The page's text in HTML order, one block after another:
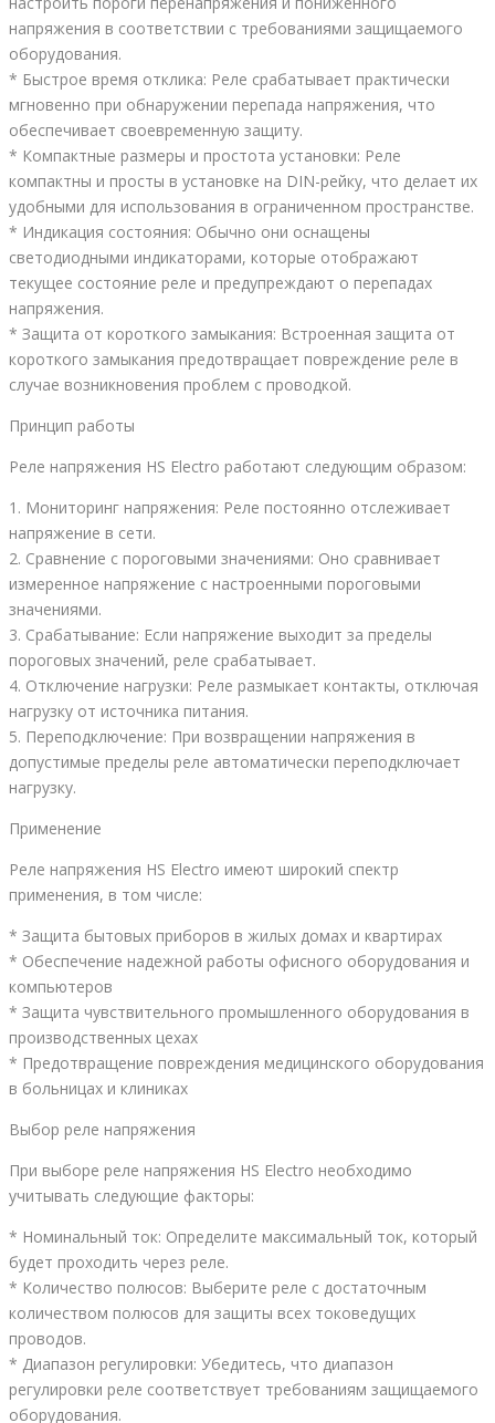
напряжения в соответствии с требованиями защищаемого
оборудования.
* Быстрое время отклика: Реле срабатывает практически
мгновенно при обнаружении перепада напряжения, что
обеспечивает своевременную защиту.
* Компактные размеры и простота установки: Реле
компактны и просты в установке на DIN-рейку, что делает их
удобными для использования в ограниченном пространстве.
* Индикация состояния: Обычно они оснащены
светодиодными индикаторами, которые отображают
текущее состояние реле и предупреждают о перепадах
напряжения.
* Защита от короткого замыкания: Встроенная защита от
короткого замыкания предотвращает повреждение реле в
случае возникновения проблем с проводкой.
Принцип работы
Реле напряжения HS Electro работают следующим образом:
1. Мониторинг напряжения: Реле постоянно отслеживает
напряжение в сети.
2. Сравнение с пороговыми значениями: Оно сравнивает
измеренное напряжение с настроенными пороговыми
значениями.
3. Срабатывание: Если напряжение выходит за пределы
пороговых значений, реле срабатывает.
4. Отключение нагрузки: Реле размыкает контакты, отключая
нагрузку от источника питания.
5. Переподключение: При возвращении напряжения в
допустимые пределы реле автоматически переподключает
нагрузку.
Применение
Реле напряжения HS Electro имеют широкий спектр
применения, в том числе:
* Защита бытовых приборов в жилых домах и квартирах
* Обеспечение надежной работы офисного оборудования и
компьютеров
* Защита чувствительного промышленного оборудования в
производственных цехах
* Предотвращение повреждения медицинского оборудования
в больницах и клиниках
Выбор реле напряжения
При выборе реле напряжения HS Electro необходимо
учитывать следующие факторы:
* Номинальный ток: Определите максимальный ток, который
будет проходить через реле.
* Количество полюсов: Выберите реле с достаточным
количеством полюсов для защиты всех токоведущих
проводов.
* Диапазон регулировки: Убедитесь, что диапазон
регулировки реле соответствует требованиям защищаемого
оборудования.